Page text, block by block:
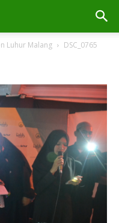
Luhur Malang DSC_0765